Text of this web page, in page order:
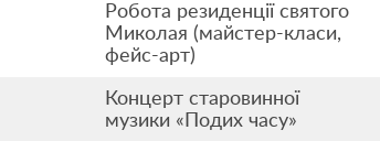
Робота резиденції святого
Миколая (майстер-класи,
фейс-арт)
Концерт старовинної
музики «Подих часу»